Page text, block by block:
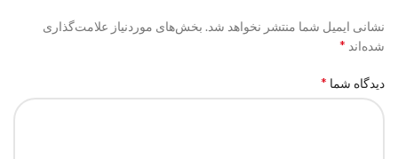
نشانی ایمیل شما منتشر نخواهد شد. بخش‌های موردنیاز علامت‌گذاری
شده‌اند *
دیدگاه شما *